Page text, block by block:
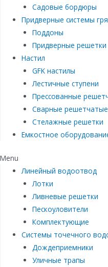
Садовые бордюры
Придверные системы
Поддоны
Придверные решетки
Настил
GFK настилы
Лестичные ступени
Прессованные
Сварные
Стелажные решетки
Емкостное
Menu
Линейный водоотвод
Лотки
Ливневые решетки
Пескоуловители
Комплектующие
Системы точечного
Дождеприемники
Уличные трапы